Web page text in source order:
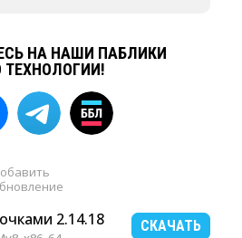
НА НАШИ ПАБЛИКИ
ТЕХНОЛОГИИ!
2.14.18 СКАЧАТЬ